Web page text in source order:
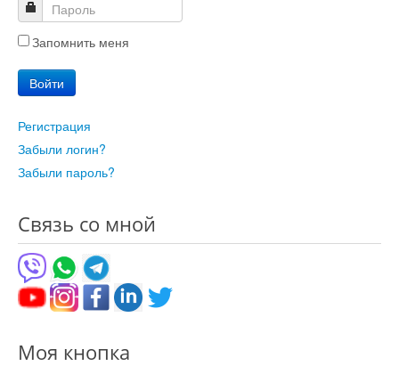
Запомнить меня
Войти
Регистрация
Забыли логин?
Забыли пароль?
Связь со мной
Моя кнопка